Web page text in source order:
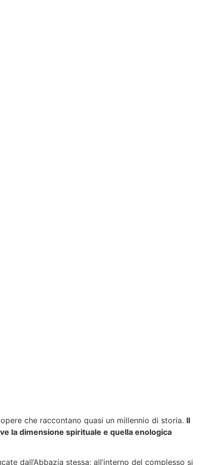
che raccontano quasi un millennio di storia. Il
la dimensione spirituale e quella enologica
dall’Abbazia stessa; all’interno del complesso si